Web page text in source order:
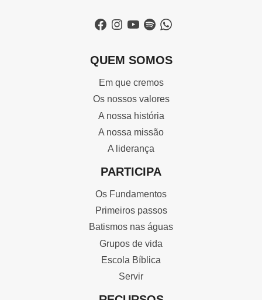
Facebook
Instagram
YouTube
SpotifyWhatsApp
QUEM SOMOS
Em que cremos
Os nossos valores
A nossa história
A nossa missão
A liderança
PARTICIPA
Os Fundamentos
Primeiros passos
Batismos nas águas
Grupos de vida
Escola Bíblica
Servir